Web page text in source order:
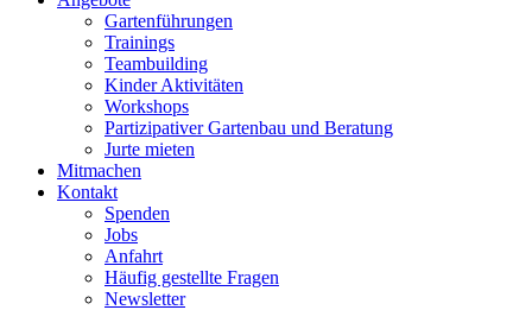
Gartenführungen
Trainings
Teambuilding
Kinder Aktivitäten
Workshops
Partizipativer Gartenbau und Beratung
Jurte mieten
Mitmachen
Kontakt
Spenden
Jobs
Anfahrt
Häufig gestellte Fragen
Newsletter